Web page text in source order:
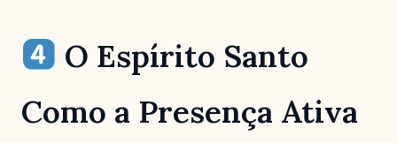
O Espírito Santo
Como a Presença Ativa